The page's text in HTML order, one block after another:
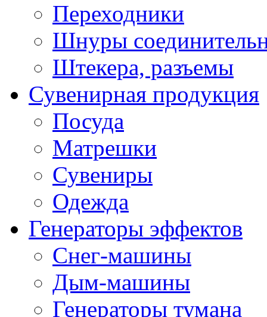
Переходники
Шнуры
Штекера, разъемы
Сувенирная продукция
Посуда
Матрешки
Сувениры
Одежда
Генераторы эффектов
Снег-машины
Дым-машины
Генераторы тумана